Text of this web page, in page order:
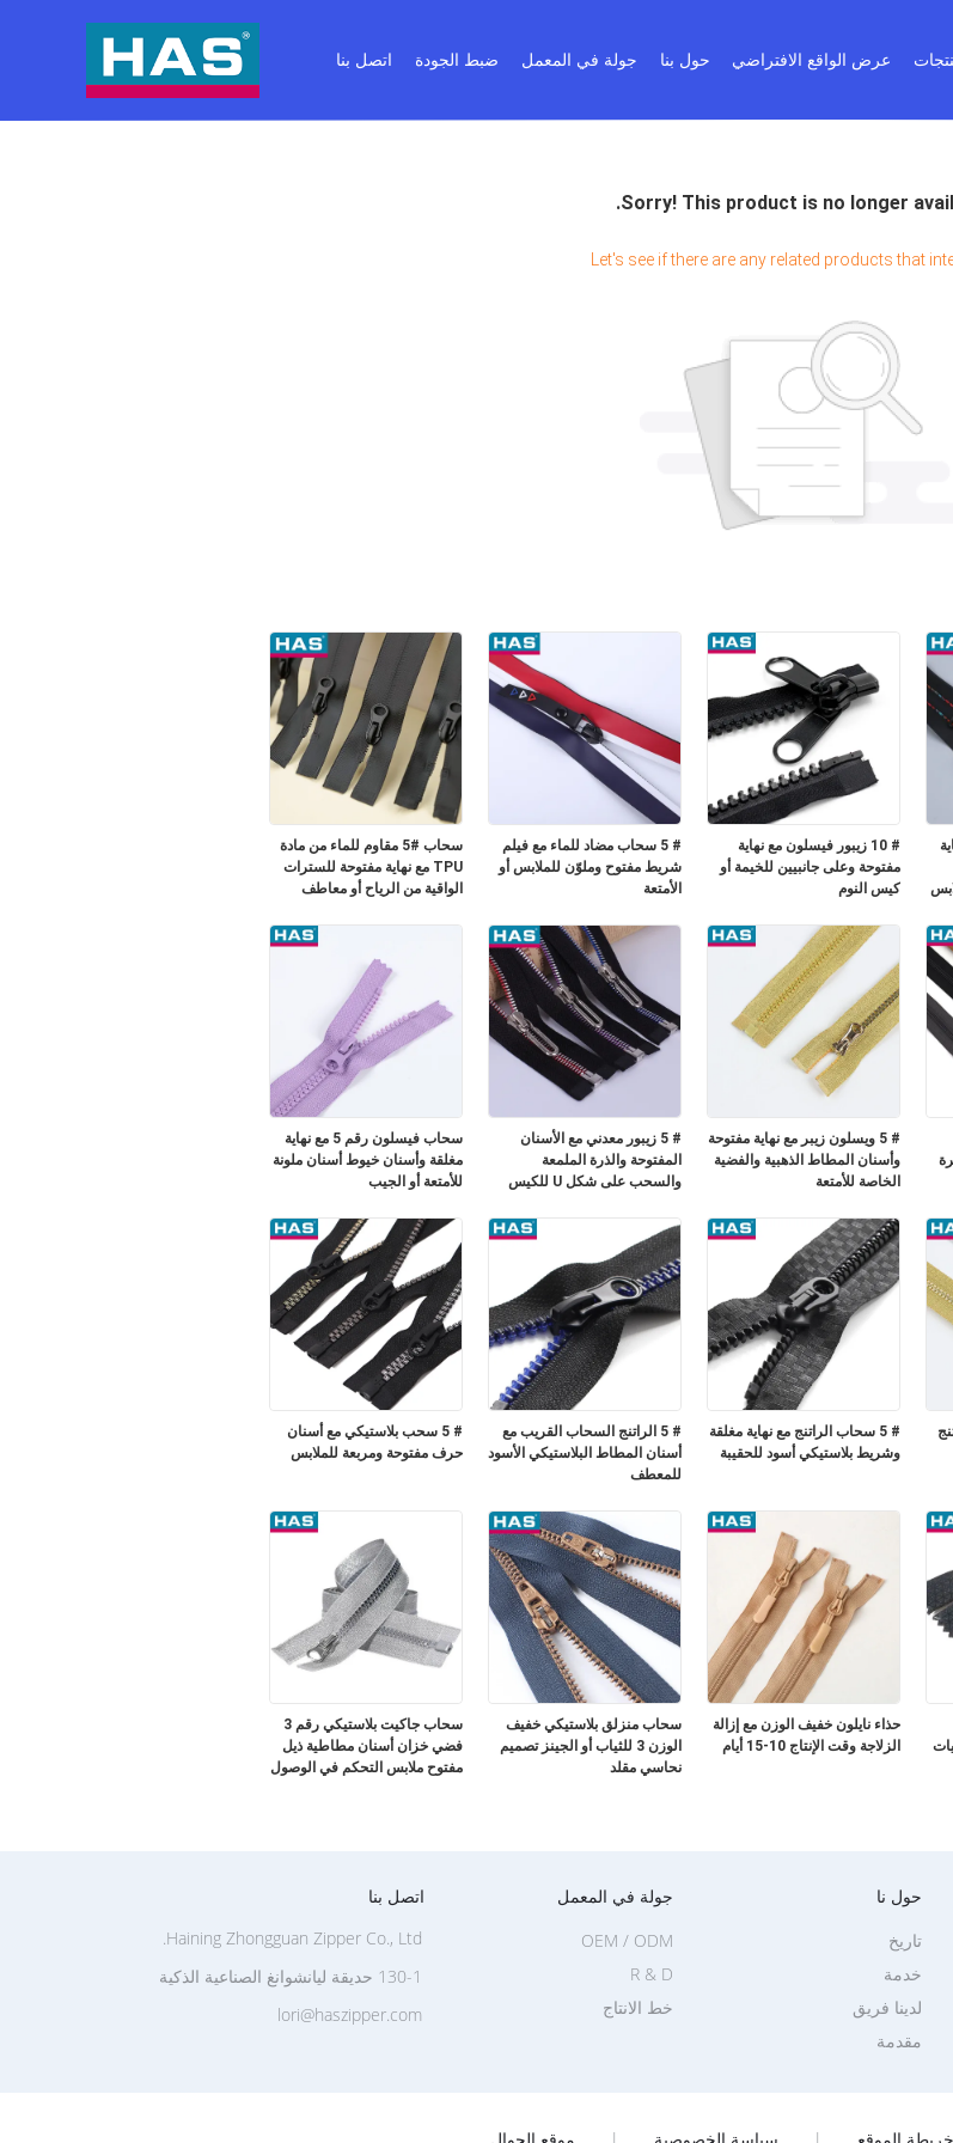
عرض الواقع الافتراضي حول بنا جولة في المعمل ضبط الجودة اتصل بنا
Sorry! This product is no longer
Let's see if there are any related products that
سحاب #5 مقاوم للماء من مادة
TPU مع نهاية مفتوحة للسترات
الواقية من الرياح أو معاطف
# 5 سحاب مضاد للماء مع فيلم
شريط مفتوح وملوّن للملابس أو
الأمتعة
# 10 زيبور فيسلون مع نهاية
مفتوحة وعلى جانبيين للخيمة أو
كيس النوم
سحاب فيسلون رقم 5 مع نهاية
مغلقة وأسنان خيوط أسنان ملونة
للأمتعة أو الجيب
# 5 زيبور معدني مع الأسنان
المفتوحة والذرة الملمعة
والسحب على شكل U للكيس
# 5 ويسلون زيبر مع نهاية مفتوحة
وأسنان المطاط الذهبية والفضية
الخاصة للأمتعة
# 5 سحب بلاستيكي مع أسنان
حرف مفتوحة ومربعة للملابس
# 5 الراتنج السحاب القريب مع
أسنان المطاط البلاستيكي الأسود
للمعطف
# 5 سحاب الراتنج مع نهاية مغلقة
وشريط بلاستيكي أسود للحقيبة
سحاب جاكيت بلاستيكي رقم 3
فضي خزان أسنان مطاطية ذيل
مفتوح ملابس التحكم في الوصول
سحاب منزلق بلاستيكي خفيف
الوزن 3 للثياب أو الجينز تصميم
نحاسي مقلد
حذاء نايلون خفيف الوزن مع إزالة
الزلاجة وقت الإنتاج 10-15 أيام
حول نا
مقدمة
تاريخ
خدمة
لدينا فريق
جولة في المعمل
خط الانتاج
OEM / ODM
R & D
اتصل بنا
Haining Zhongguan Zipper Co., Ltd.
130-1 حديقة ليانشوانغ الصناعية الذكية
lori@haszipper.com